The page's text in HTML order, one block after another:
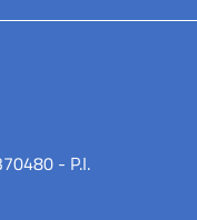
- P.I.